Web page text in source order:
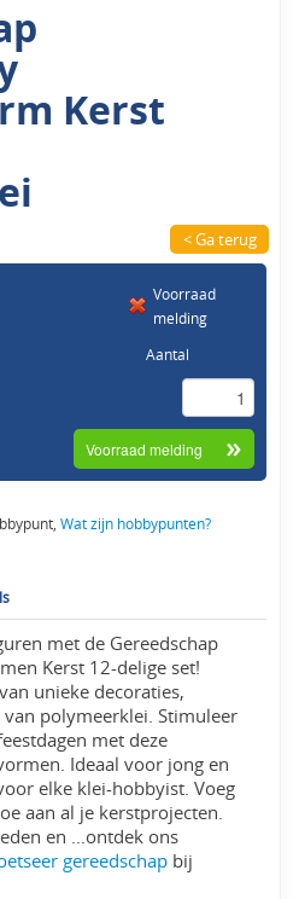
Kerst
< Ga terug
Voorraad
melding
Aantal
Wat zijn hobbypunten?
met de Gereedschap
Kerst 12-delige set!
unieke decoraties,
van polymeerklei. Stimuleer
met deze
Ideaal voor jong en
elke klei-hobbyist. Voeg
aan al je kerstprojecten.
en ...ontdek ons
gereedschap bij